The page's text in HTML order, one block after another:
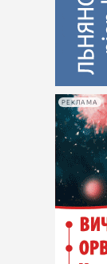
РЕКЛАМА